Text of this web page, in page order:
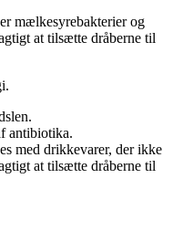
mælkesyrebakterier og
at tilsætte dråberne til
antibiotika.
med drikkevarer, der ikke
at tilsætte dråberne til